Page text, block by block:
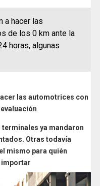
a hacer las
de los 0 km ante la
horas, algunas
las automotrices con
terminales ya mandaron
Otras todavía
mismo para quién
importar